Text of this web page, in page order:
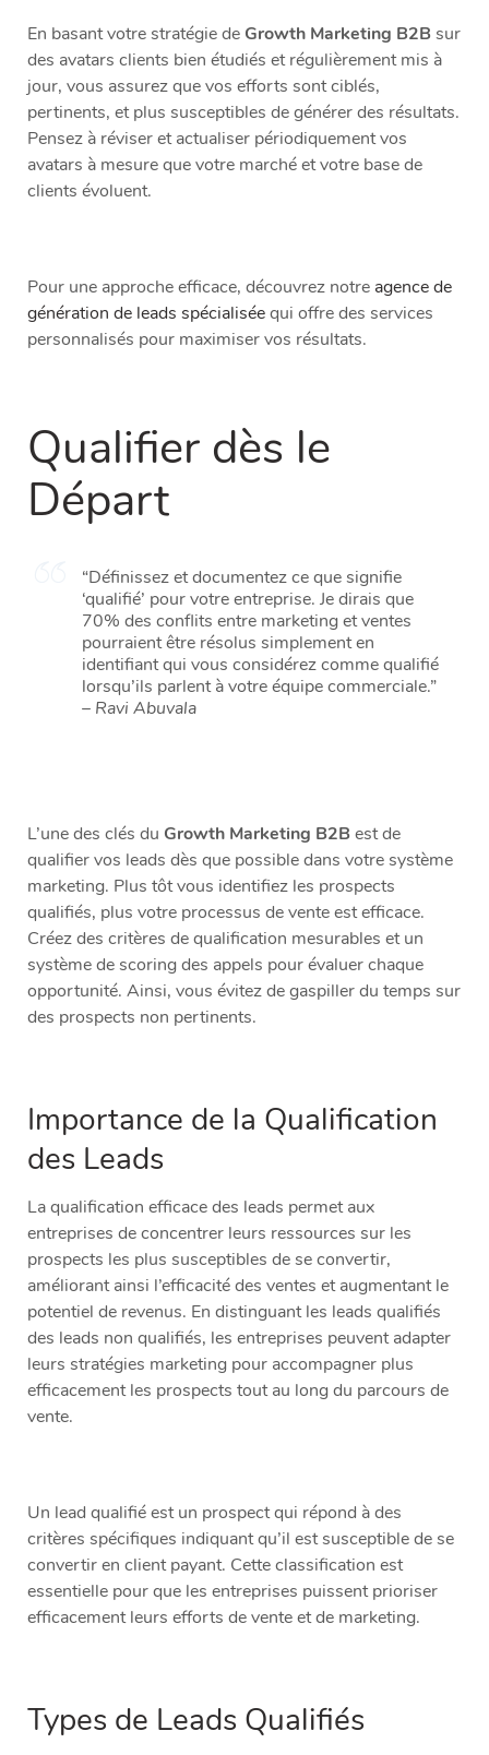
En basant votre stratégie de Growth Marketing B2Bsur
des avatars clients bien étudiés et régulièrement mis à
jour, vous assurez que vos efforts sont ciblés,
pertinents, et plus susceptibles de générer des résultats.
Pensez à réviser et actualiser périodiquement vos
avatars à mesure que votre marché et votre base de
clients évoluent.
Pour une approche efficace, découvrez notre agence de
génération de leads spécialiséequi offre des services
personnalisés pour maximiser vos résultats.
Qualifier dès le
Départ
“Définissez et documentez ce que signifie
‘qualifié’ pour votre entreprise. Je dirais que
70% des conflits entre marketing et ventes
pourraient être résolus simplement en
identifiant qui vous considérez comme qualifié
lorsqu’ils parlent à votre équipe commerciale.”
– Ravi Abuvala
L’une des clés du Growth Marketing B2Best de
qualifier vos leads dès que possible dans votre système
marketing. Plus tôt vous identifiez les prospects
qualifiés, plus votre processus de vente est efficace.
Créez des critères de qualification mesurables et un
système de scoring des appels pour évaluer chaque
opportunité. Ainsi, vous évitez de gaspiller du temps sur
des prospects non pertinents.
Importance de la Qualification
des Leads
La qualification efficace des leads permet aux
entreprises de concentrer leurs ressources sur les
prospects les plus susceptibles de se convertir,
améliorant ainsi l’efficacité des ventes et augmentant le
potentiel de revenus. En distinguant les leads qualifiés
des leads non qualifiés, les entreprises peuvent adapter
leurs stratégies marketing pour accompagner plus
efficacement les prospects tout au long du parcours de
vente.
Un lead qualifié est un prospect qui répond à des
critères spécifiques indiquant qu’il est susceptible de se
convertir en client payant. Cette classification est
essentielle pour que les entreprises puissent prioriser
efficacement leurs efforts de vente et de marketing.
Types de Leads Qualifiés